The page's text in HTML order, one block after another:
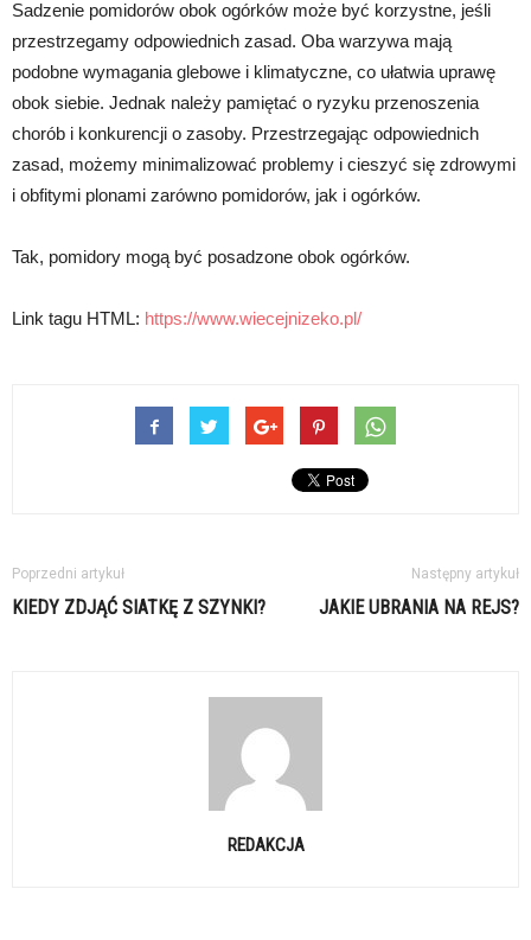
Sadzenie pomidorów obok ogórków może być korzystne, jeśli
przestrzegamy odpowiednich zasad. Oba warzywa mają
podobne wymagania glebowe i klimatyczne, co ułatwia uprawę
obok siebie. Jednak należy pamiętać o ryzyku przenoszenia
chorób i konkurencji o zasoby. Przestrzegając odpowiednich
zasad, możemy minimalizować problemy i cieszyć się zdrowymi
i obfitymi plonami zarówno pomidorów, jak i ogórków.
Tak, pomidory mogą być posadzone obok ogórków.
Link tagu HTML: https://www.wiecejnizeko.pl/
Poprzedni artykuł
KIEDY ZDJĄĆ SIATKĘ Z SZYNKI?
Następny artykuł
JAKIE UBRANIA NA REJS?
REDAKCJA